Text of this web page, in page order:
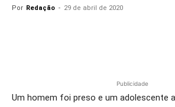
Por Redação - 29 de abril de 2020
Publicidade
Um homem foi preso e um adolescente